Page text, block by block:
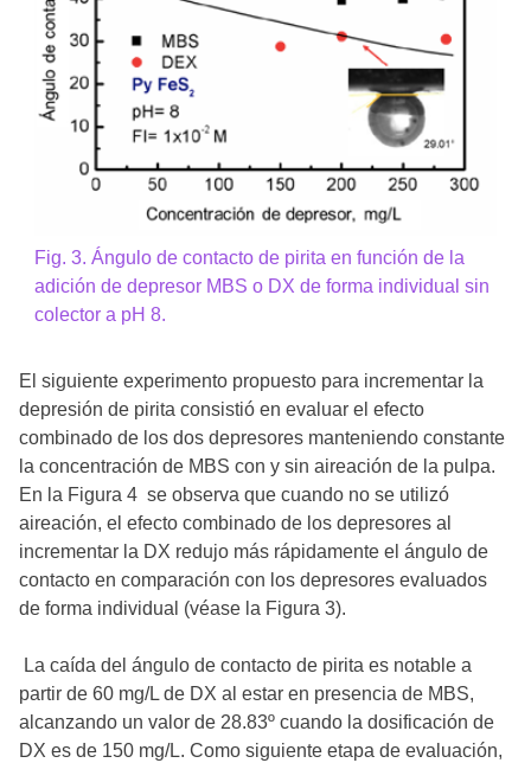
Fig. 3. Ángulo de contacto de pirita en función de la
adición de depresor MBS o DX de forma individual sin
colector a pH 8.
El siguiente experimento propuesto para incrementar la
depresión de pirita consistió en evaluar el efecto
combinado de los dos depresores manteniendo constante
la concentración de MBS con y sin aireación de la pulpa.
En la Figura 4 se observa que cuando no se utilizó
aireación, el efecto combinado de los depresores al
incrementar la DX redujo más rápidamente el ángulo de
contacto en comparación con los depresores evaluados
de forma individual (véase la Figura 3).
La caída del ángulo de contacto de pirita es notable a
partir de 60 mg/L de DX al estar en presencia de MBS,
alcanzando un valor de 28.83º cuando la dosificación de
DX es de 150 mg/L. Como siguiente etapa de evaluación,